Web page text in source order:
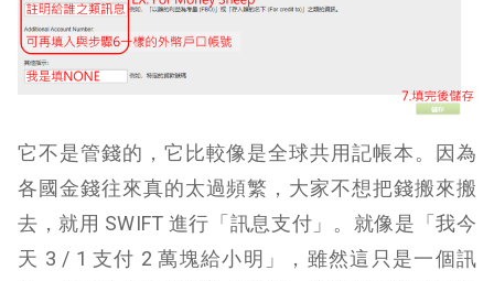
它不是管錢的，它比較像是全球共用記帳本。因為
各國金錢往來真的太過頻繁，大家不想把錢搬來搬
去，就用 SWIFT 進行「訊息支付」。就像是「我今
天 3 / 1 支付 2 萬塊給小明」，雖然這只是一個訊